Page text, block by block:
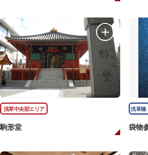
浅草中央部エリア
駒形堂
浅草橋
袋物